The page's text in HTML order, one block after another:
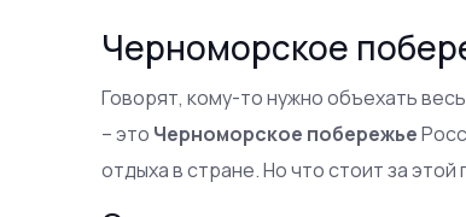
Черноморское
Говорят, кому-то нужно объехать
– это Черноморское побережье
отдыха в стране. Но что стоит за